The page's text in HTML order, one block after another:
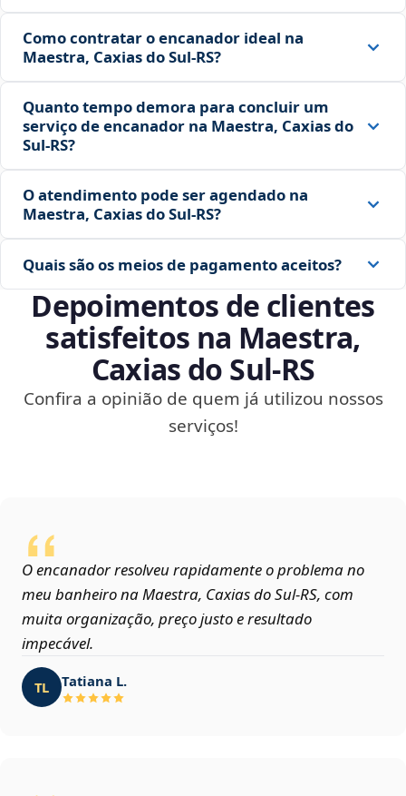
Como contratar o encanador ideal na
Maestra, Caxias do Sul‑RS?
Quanto tempo demora para concluir um
serviço de encanador na Maestra, Caxias do
Sul‑RS?
O atendimento pode ser agendado na
Maestra, Caxias do Sul‑RS?
Quais são os meios de pagamento aceitos?
Depoimentos de clientes
satisfeitos na Maestra,
Caxias do Sul‑RS
Confira a opinião de quem já utilizou nossos
serviços!
O encanador resolveu rapidamente o problema no
meu banheiro na Maestra, Caxias do Sul‑RS, com
muita organização, preço justo e resultado
impecável.
TL Tatiana L.